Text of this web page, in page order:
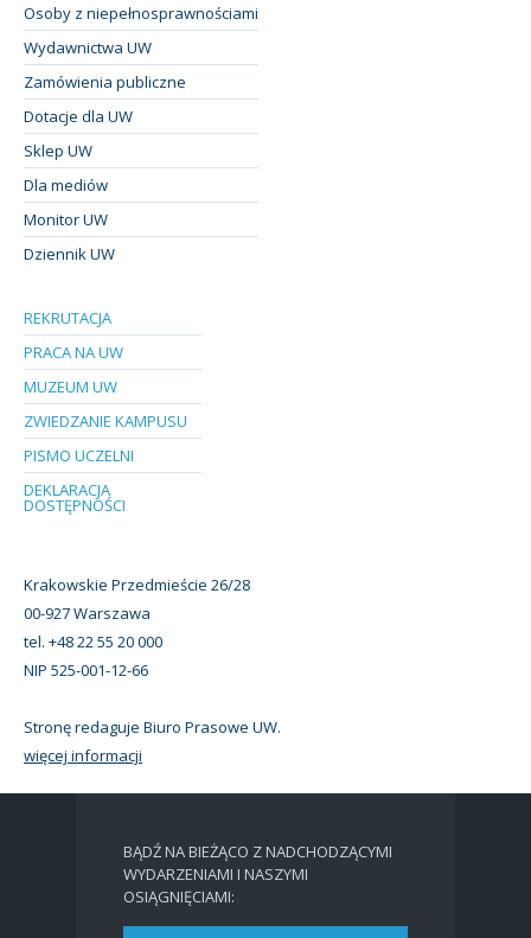
Osoby z niepełnosprawnościami
Wydawnictwa UW
Zamówienia publiczne
Dotacje dla UW
Sklep UW
Dla mediów
Monitor UW
Dziennik UW
REKRUTACJA
PRACA NA UW
MUZEUM UW
ZWIEDZANIE KAMPUSU
PISMO UCZELNI
DEKLARACJA
DOSTĘPNOŚCI
Krakowskie Przedmieście 26/28
00-927 Warszawa
tel. +48 22 55 20 000
NIP 525-001-12-66
Stronę redaguje Biuro Prasowe UW.
więcej informacji
BĄDŹ NA BIEŻĄCO Z NADCHODZĄCYMI
WYDARZENIAMI I NASZYMI
OSIĄGNIĘCIAMI: